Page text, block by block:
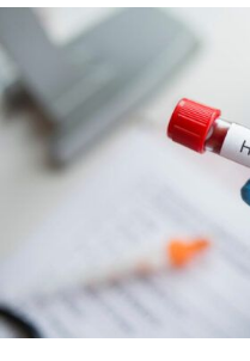
Cabe recordar que la
Municipal incluye
lograr una mancomunión